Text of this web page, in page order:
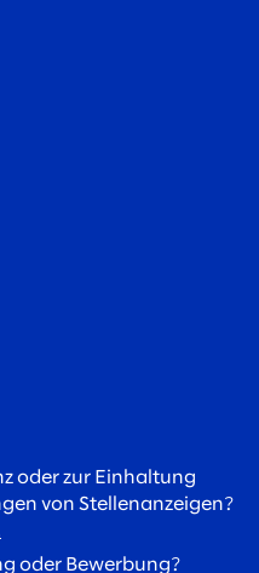
oder zur Einhaltung
von Stellenanzeigen?
oder Bewerbung?